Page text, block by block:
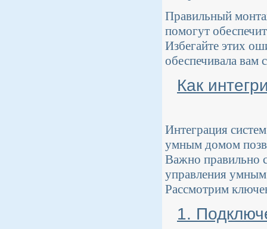
Правильный
помогут
Избегайте этих
обеспечивала вам
Как
Интеграция
умным домом
Важно правильно
управления
Рассмотрим
1.